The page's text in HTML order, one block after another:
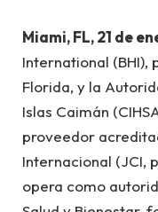
Miami, FL, 21 de
International (BHI),
Florida, y la
Islas Caimán
proveedor
Internacional (JCI,
opera como